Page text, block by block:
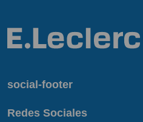
social-footer
Redes Sociales